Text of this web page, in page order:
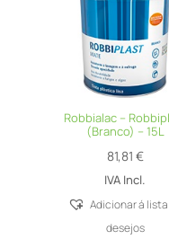
Robbialac –
(Branco) – 15L
81,81 €
IVA Incl.
Adicionar á
desejos